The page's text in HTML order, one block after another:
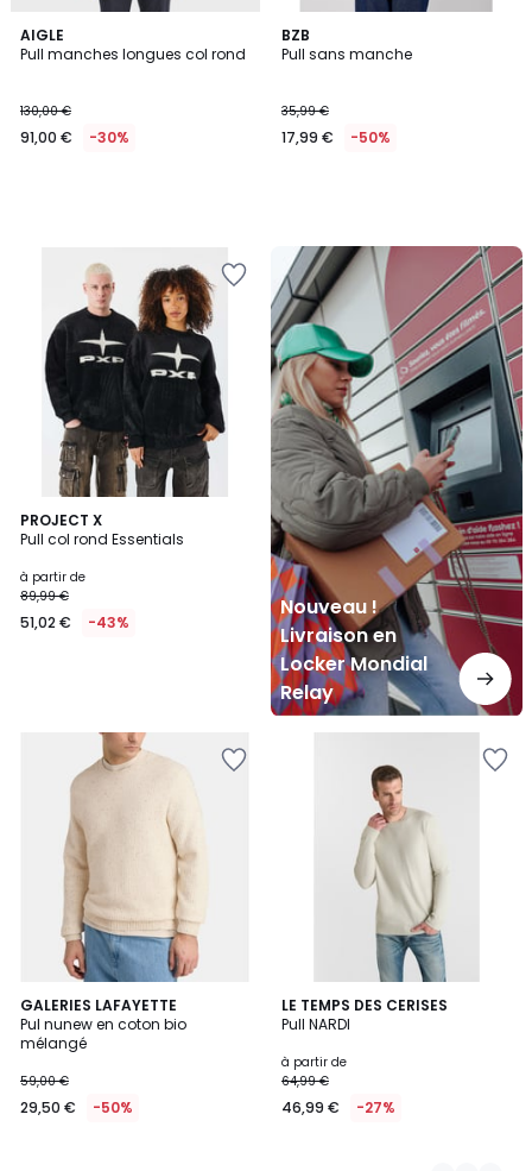
AIGLE
Pull manches longues col rond
130,00 €
91,00 € -30%
BZB
Pull sans manche
35,99 €
17,99 € -50%
PROJECT X
Pull col rond Essentials
à partir de
89,99 €
51,02 € -43%
Nouveau !
Livraison en
Locker Mondial
Relay
Nouveau
Livraison
en
Locker
Mondial
Relay
GALERIES LAFAYETTE
Pul nunew en coton bio
mélangé
59,00 €
29,50 € -50%
LE TEMPS DES CERISES
Pull NARDI
à partir de
64,99 €
46,99 € -27%
3
Couleurs